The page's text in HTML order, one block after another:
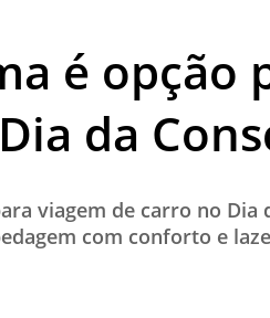
ÚLTIMAS
QUEM SOMOS
é opção
da
viagem de carro no Dia
com conforto e